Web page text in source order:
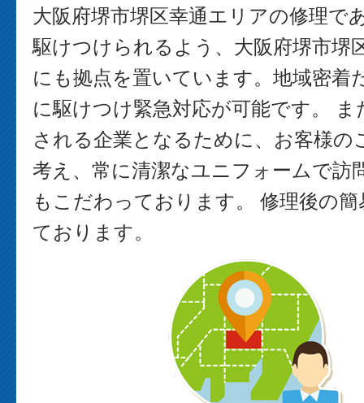
大阪府堺市堺区幸通エリアの修理で
駆けつけられるよう、大阪府堺市堺
にも拠点を置いています。地域密着
に駆けつけ緊急対応が可能です。 ま
される企業となるために、お客様の
考え、常に清潔なユニフォームで訪
もこだわっております。 修理後の
ております。